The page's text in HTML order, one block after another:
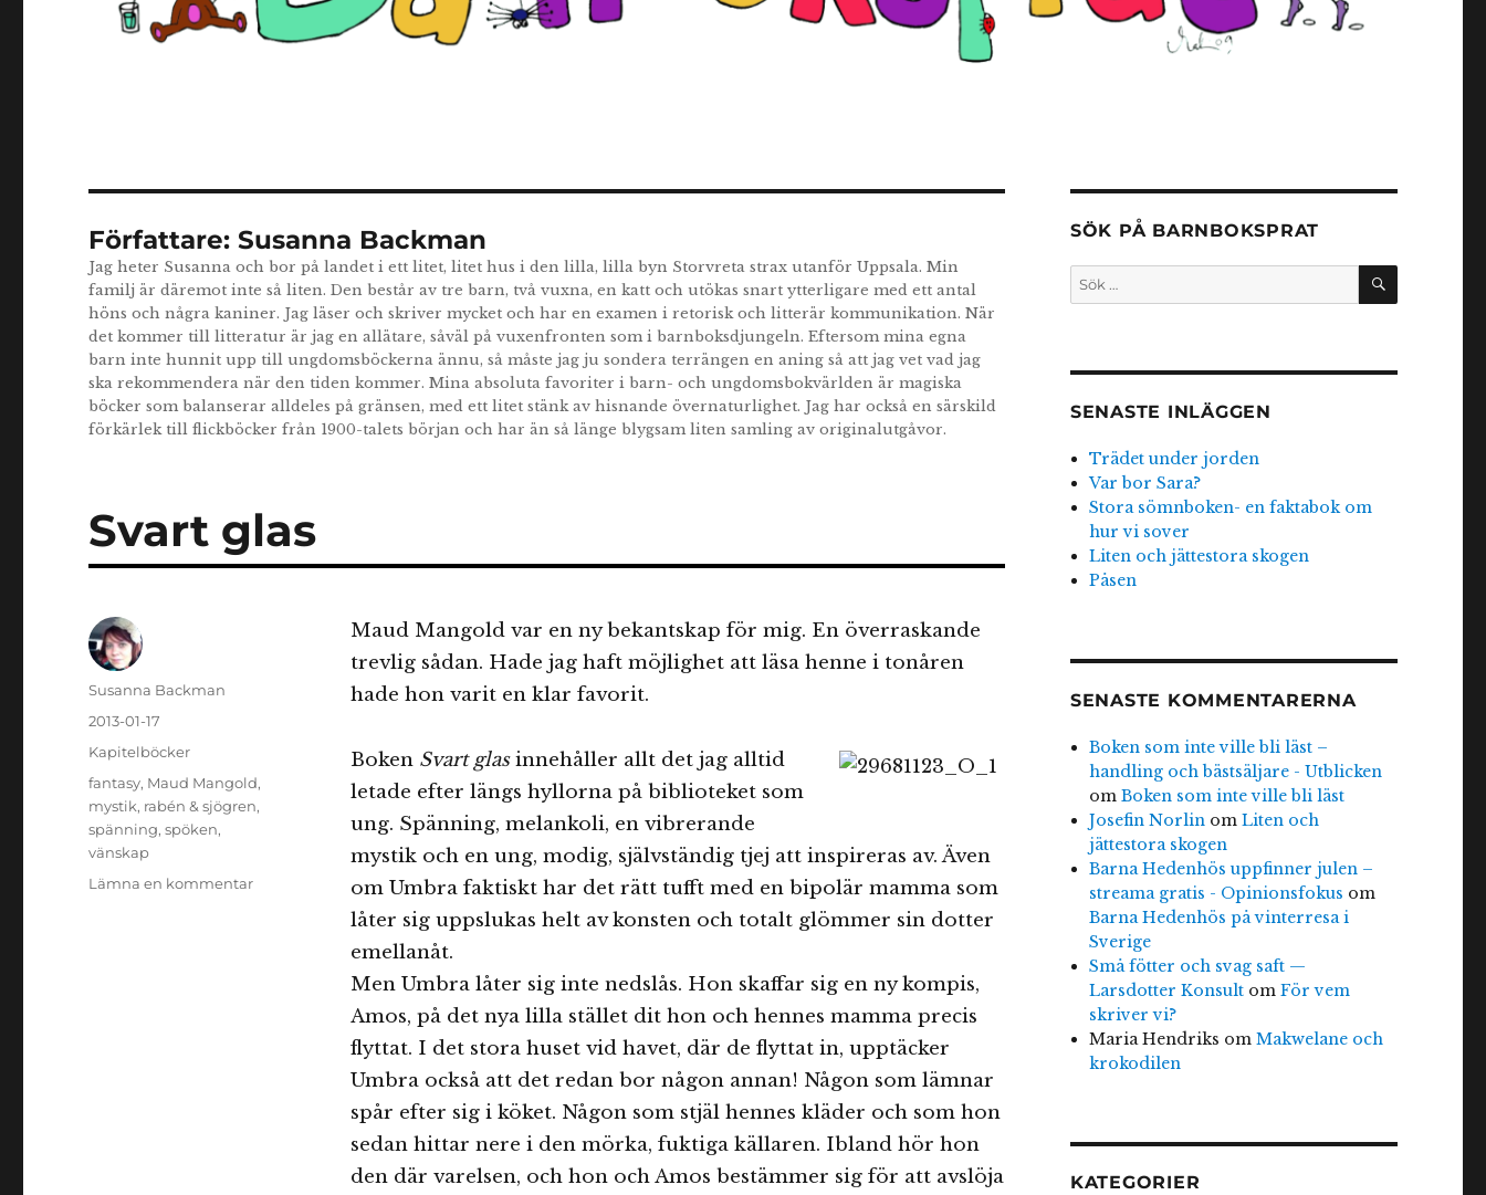
Författare:Susanna Backman
Jag heter Susanna och bor på landet i ett litet, litet hus i den lilla, lilla byn Storvreta strax utanför Uppsala. Min
familj är däremot inte så liten. Den består av tre barn, två vuxna, en katt och utökas snart ytterligare med ett antal
höns och några kaniner. Jag läser och skriver mycket och har en examen i retorisk och litterär kommunikation. När
det kommer till litteratur är jag en allätare, såväl på vuxenfronten som i barnboksdjungeln. Eftersom mina egna
barn inte hunnit upp till ungdomsböckerna ännu, så måste jag ju sondera terrängen en aning så att jag vet vad jag
ska rekommendera när den tiden kommer. Mina absoluta favoriter i barn- och ungdomsbokvärlden är magiska
böcker som balanserar alldeles på gränsen, med ett litet stänk av hisnande övernaturlighet. Jag har också en särskild
förkärlek till flickböcker från 1900-talets början och har än så länge blygsam liten samling av originalutgåvor.
Svart glas
Maud Mangold var en ny bekantskap för mig. En överraskande
trevlig sådan. Hade jag haft möjlighet att läsa henne i tonåren
hade hon varit en klar favorit.
Boken Svart glasinnehåller allt det jag alltid
letade efter längs hyllorna på biblioteket som
ung. Spänning, melankoli, en vibrerande
mystik och en ung, modig, självständig tjej att inspireras av. Även
om Umbra faktiskt har det rätt tufft med en bipolär mamma som
låter sig uppslukas helt av konsten och totalt glömmer sin dotter
emellanåt.
Men Umbra låter sig inte nedslås. Hon skaffar sig en ny kompis,
Amos, på det nya lilla stället dit hon och hennes mamma precis
flyttat. I det stora huset vid havet, där de flyttat in, upptäcker
Umbra också att det redan bor någon annan! Någon som lämnar
spår efter sig i köket. Någon som stjäl hennes kläder och som hon
sedan hittar nere i den mörka, fuktiga källaren. Ibland hör hon
den där varelsen, och hon och Amos bestämmer sig för att avslöja
Författare
Susanna Backman
Publicerat
2013-01-17
Kategorier
Kapitelböcker
Etiketter
fantasy, Maud Mangold,
mystik, rabén & sjögren,
spänning,spöken,
vänskap
Lämna en kommentartill
SÖK PÅ BARNBOKSPRAT
Sök
efter:
SÖK
SENASTE INLÄGGEN
Trädet under jorden
Var bor Sara?
Stora sömnboken- en faktabok om
hur vi sover
Liten och jättestora skogen
Påsen
SENASTE KOMMENTARERNA
Boken som inte ville bli läst –
handling och bästsäljare - Utblicken
omBoken som inte ville bli läst
Josefin Norlin omLiten och
jättestora skogen
Barna Hedenhös uppfinner julen –
streama gratis - Opinionsfokus om
Barna Hedenhös på vinterresa i
Sverige
Små fötter och svag saft —
Larsdotter Konsult omFör vem
skriver vi?
Maria Hendriks omMakwelane och
krokodilen
KATEGORIER